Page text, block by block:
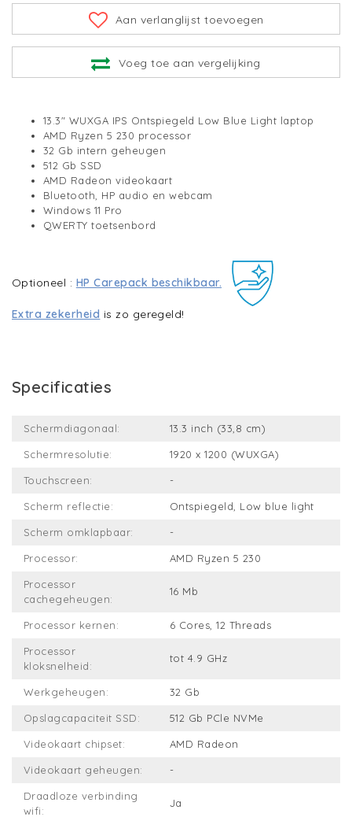
Aan verlanglijst toevoegen
Voeg toe aan vergelijking
13.3" WUXGA IPS Ontspiegeld Low Blue Light laptop
AMD Ryzen 5 230 processor
32 Gb intern geheugen
512 Gb SSD
AMD Radeon videokaart
Bluetooth, HP audio en webcam
Windows 11 Pro
QWERTY toetsenbord
Optioneel : HP Carepack beschikbaar.
Extra zekerheid is zo geregeld!
Specificaties
Schermdiagonaal: 13.3 inch (33,8 cm)
Schermresolutie: 1920 x 1200 (WUXGA)
Touchscreen: -
Scherm reflectie: Ontspiegeld, Low blue light
Scherm omklapbaar: -
Processor: AMD Ryzen 5 230
Processor
cachegeheugen:
16 Mb
Processor kernen: 6 Cores, 12 Threads
Processor
kloksnelheid:
tot 4.9 GHz
Werkgeheugen: 32 Gb
Opslagcapaciteit SSD: 512 Gb PCle NVMe
Videokaart chipset: AMD Radeon
Videokaart geheugen: -
Draadloze verbinding
wifi:
Ja